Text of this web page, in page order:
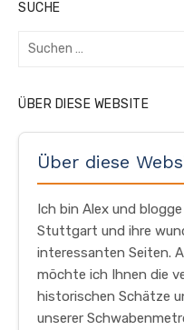
SUCHE
Suchen
ÜBER DIESE WEBSITE
Über diese
Ich bin Alex und
Stuttgart und ihre
interessanten Seiten.
möchte ich Ihnen die
historischen Schätze
unserer